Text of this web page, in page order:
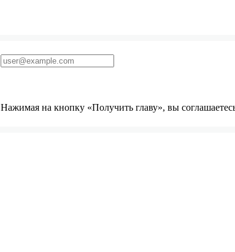
Нажимая на кнопку «Получить главу», вы